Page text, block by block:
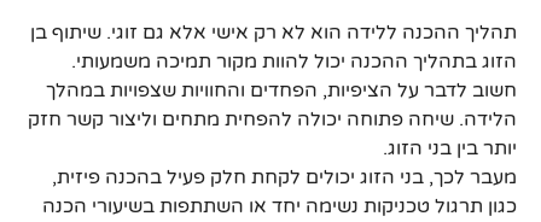
תהליך ההכנה ללידה הוא לא רק אישי אלא גם זוגי. שיתוף בן
הזוג בתהליך ההכנה יכול להוות מקור תמיכה משמעותי.
חשוב לדבר על הציפיות, הפחדים והחוויות שצפויות במהלך
הלידה. שיחה פתוחה יכולה להפחית מתחים וליצור קשר חזק
יותר בין בני הזוג.
מעבר לכך, בני הזוג יכולים לקחת חלק פעיל בהכנה פיזית,
כגון תרגול טכניקות נשימה יחד או השתתפות בשיעורי הכנה